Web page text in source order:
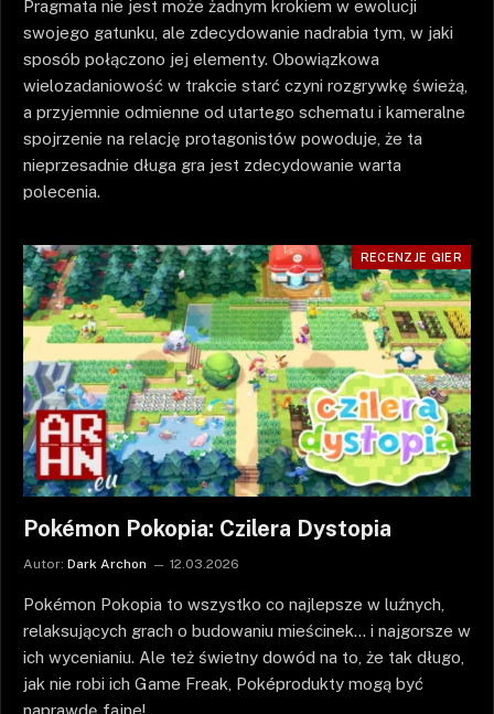
Pragmata nie jest może żadnym krokiem w ewolucji
swojego gatunku, ale zdecydowanie nadrabia tym, w jaki
sposób połączono jej elementy. Obowiązkowa
wielozadaniowość w trakcie starć czyni rozgrywkę świeżą,
a przyjemnie odmienne od utartego schematu i kameralne
spojrzenie na relację protagonistów powoduje, że ta
nieprzesadnie długa gra jest zdecydowanie warta
polecenia.
RECENZJE GIER
Pokémon Pokopia: Czilera Dystopia
Autor: Dark Archon 12.03.2026
Pokémon Pokopia to wszystko co najlepsze w luźnych,
relaksujących grach o budowaniu mieścinek… i najgorsze w
ich wycenianiu. Ale też świetny dowód na to, że tak długo,
jak nie robi ich Game Freak, Poképrodukty mogą być